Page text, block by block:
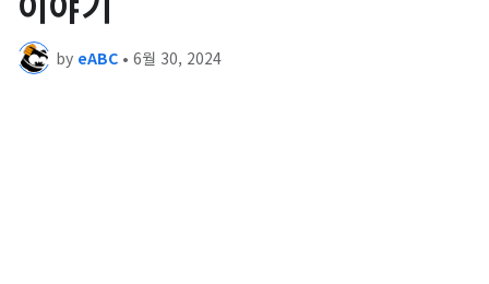
by eABC • 6월 30, 2024